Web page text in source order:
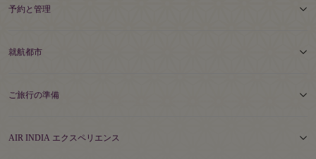
予約と管理
就航都市
ご旅行の準備
AIR INDIA エクスペリエンス